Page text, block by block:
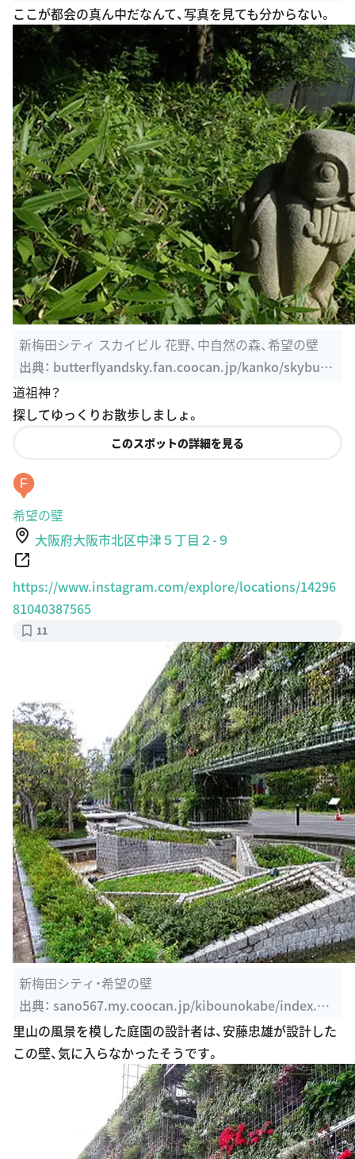
743a4a865a60a
ここが都会の真ん中だなんて、写真を見ても分からない。
新梅田シティ スカイビル 花野、中自然の森、希望の壁
出典： butterflyandsky.fan.coocan.jp/kanko/skybuil/
skybuil.html
道祖神？
探してゆっくりお散歩しましょ。
このスポットの詳細を見る
F
希望の壁
大阪府大阪市北区中津５丁目２-９
https://www.instagram.com/explore/locations/14296
81040387565
11
新梅田シティ・希望の壁
出典： sano567.my.coocan.jp/kibounokabe/index.ht
ml
里山の風景を模した庭園の設計者は、安藤忠雄が設計した
この壁、気に入らなかったそうです。